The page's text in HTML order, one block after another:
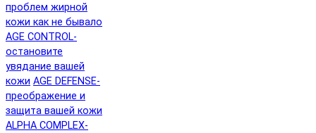
проблем жирной
кожи как не бывало
AGE CONTROL-
остановите
увядание вашей
кожи AGE DEFENSE-
преображение и
защита вашей кожи
ALPHA COMPLEX-